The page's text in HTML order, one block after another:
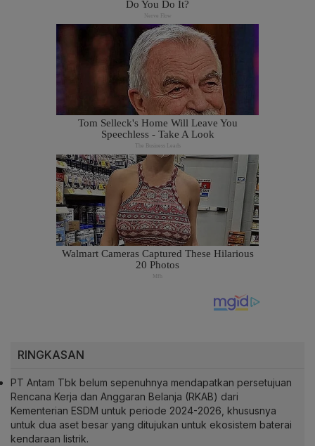
RINGKASAN
PT Antam Tbk belum sepenuhnya mendapatkan persetujuan
Rencana Kerja dan Anggaran Belanja (RKAB) dari
Kementerian ESDM untuk periode 2024-2026, khususnya
untuk dua aset besar yang ditujukan untuk ekosistem baterai
kendaraan listrik.